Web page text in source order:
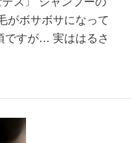
がボサボサになって
ですが… 実ははるさ